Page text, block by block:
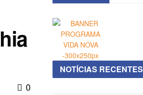
0
NOTÍCIAS RECENTES